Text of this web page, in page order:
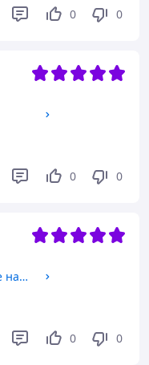
0 0
0 0
Комплект футболки та шорти Nike найк. Літній спортивний костюм шорти та футболка Найк nike 2 кольори M
0 0